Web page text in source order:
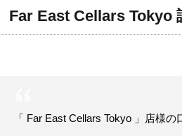
Far East Cellars Tokyo
「 Far East Cellars Tokyo 」店様の